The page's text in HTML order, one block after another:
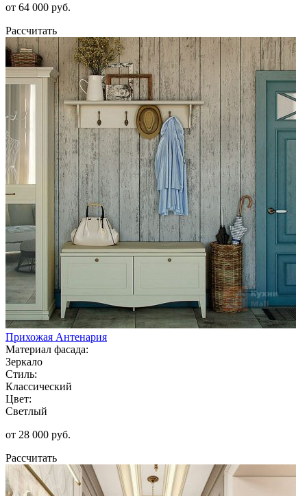
от 64 000 руб.
Рассчитать
Прихожая Антенария
Материал фасада:
Зеркало
Стиль:
Классический
Цвет:
Светлый
от 28 000 руб.
Рассчитать